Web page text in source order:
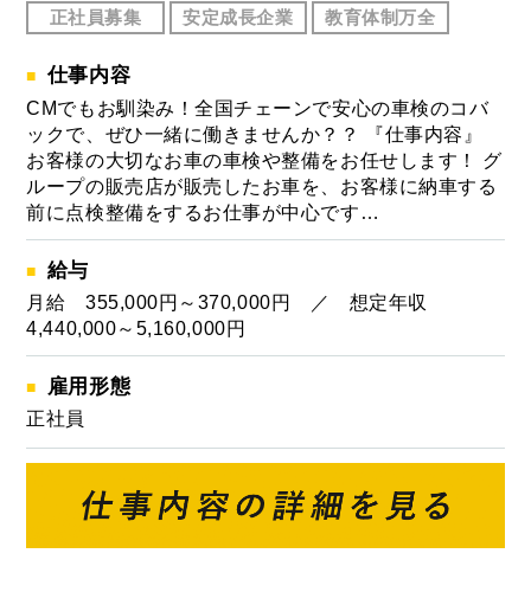
正社員募集
安定成長企業 教育体制万全
仕事内容
CMでもお馴染み！全国チェーンで安心の車検のコバ
ックで、ぜひ一緒に働きませんか？？ 『仕事内容』
お客様の大切なお車の車検や整備をお任せします！ グ
ループの販売店が販売したお車を、お客様に納車する
前に点検整備をするお仕事が中心です…
給与
月給 355,000円～370,000円 ／ 想定年収
4,440,000～5,160,000円
雇用形態
正社員